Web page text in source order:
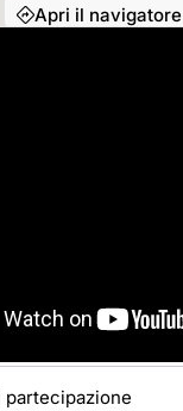
Apri il navigatore
partecipazione